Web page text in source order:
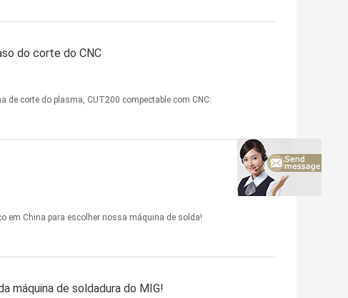
do corte do CNC
corte do plasma, CUT200 compectable com CNC:
em China para escolher nossa máquina de solda!
máquina de soldadura do MIG!